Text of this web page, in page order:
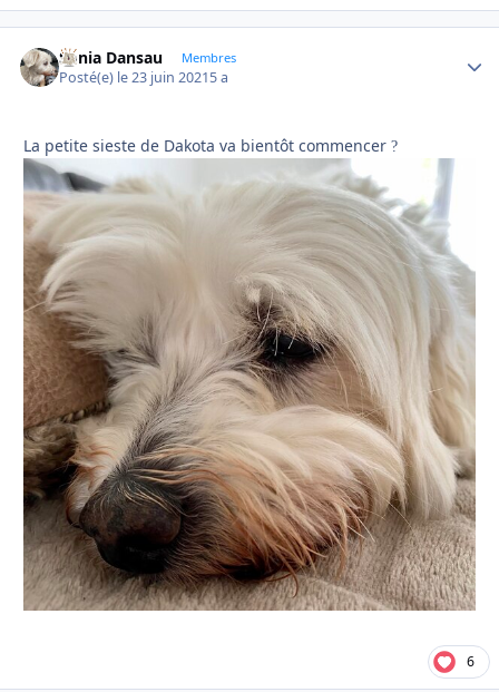
Sonia Dansau Membres
Posté(e) le 23 juin 20215 a
La petite sieste de Dakota va bientôt commencer ?
6